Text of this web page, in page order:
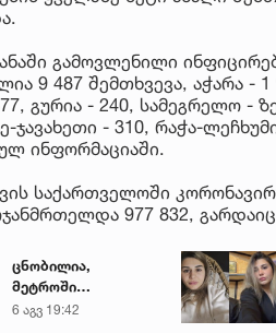
გამოვლენილი
9 487 შემთხვევა, აჭარა -
გურია - 240, სამეგრელო -
ჯავახეთი - 310, რაჭა-
ინფორმაციაში.
საქართველოში
977 832,
ცნობილია,
მეტროში
გარდაცვლილი 21
6 აგვ 19:42